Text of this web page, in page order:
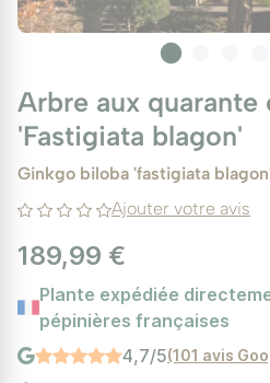
Arbre aux quarante
'Fastigiata blagon'
Ginkgo biloba 'fastigiata
Ajouter votre avis
189,99 €
Plante expédiée
pépinières françaises
4,7/5(101 avis